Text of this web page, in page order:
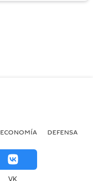
ECONOMÍA DEFENSA
VK